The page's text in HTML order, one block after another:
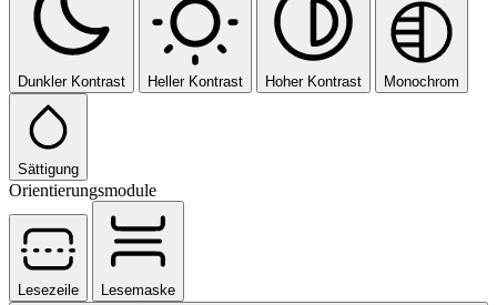
Dunkler Kontrast Heller Kontrast Hoher Kontrast Monochrom
Sättigung
Orientierungsmodule
Lesezeile
Lesemaske